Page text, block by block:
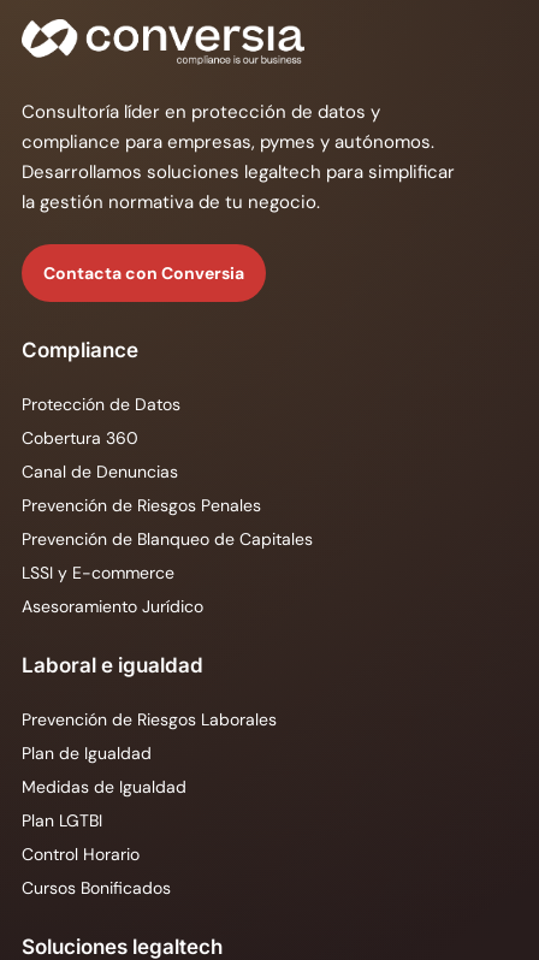
Consultoría líder en protección de datos y
compliance para empresas, pymes y autónomos.
Desarrollamos soluciones legaltech para simplificar
la gestión normativa de tu negocio.
Contacta con Conversia
Compliance
Protección de Datos
Cobertura 360
Canal de Denuncias
Prevención de Riesgos Penales
Prevención de Blanqueo de Capitales
LSSI y E-commerce
Asesoramiento Jurídico
Laboral e igualdad
Prevención de Riesgos Laborales
Plan de Igualdad
Medidas de Igualdad
Plan LGTBI
Control Horario
Cursos Bonificados
Soluciones legaltech